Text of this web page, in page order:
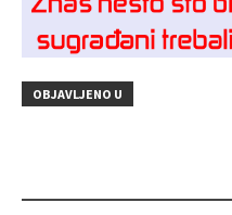
OBJAVLJENO U